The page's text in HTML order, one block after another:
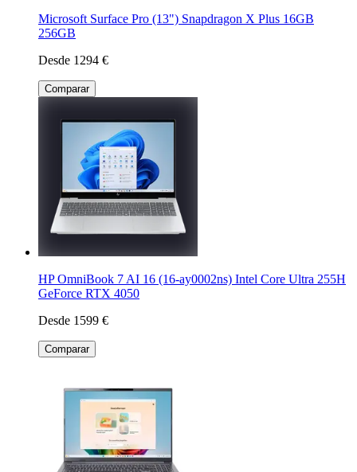
Microsoft Surface Pro (13") Snapdragon X Plus 16GB
256GB
Desde 1294 €
Comparar
HP OmniBook 7 AI 16 (16-ay0002ns) Intel Core Ultra 255H
GeForce RTX 4050
Desde 1599 €
Comparar